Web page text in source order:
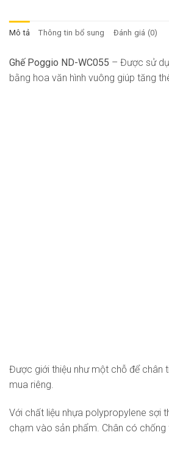
Mô tả Thông tin bổ sung Đánh giá (0)
Ghế Poggio ND-WC055 – Được sử
bằng hoa văn hình vuông giúp tăng
Được giới thiệu như một chỗ để chân
mua riêng.
Với chất liệu nhựa polypropylene sợi
chạm vào sản phẩm. Chân có